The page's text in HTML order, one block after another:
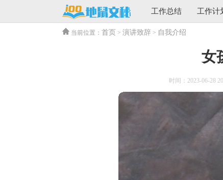
工作总结 工作计
当前位置： 首页 > 演讲致辞 > 自我介绍
女
时间：2023-06-28